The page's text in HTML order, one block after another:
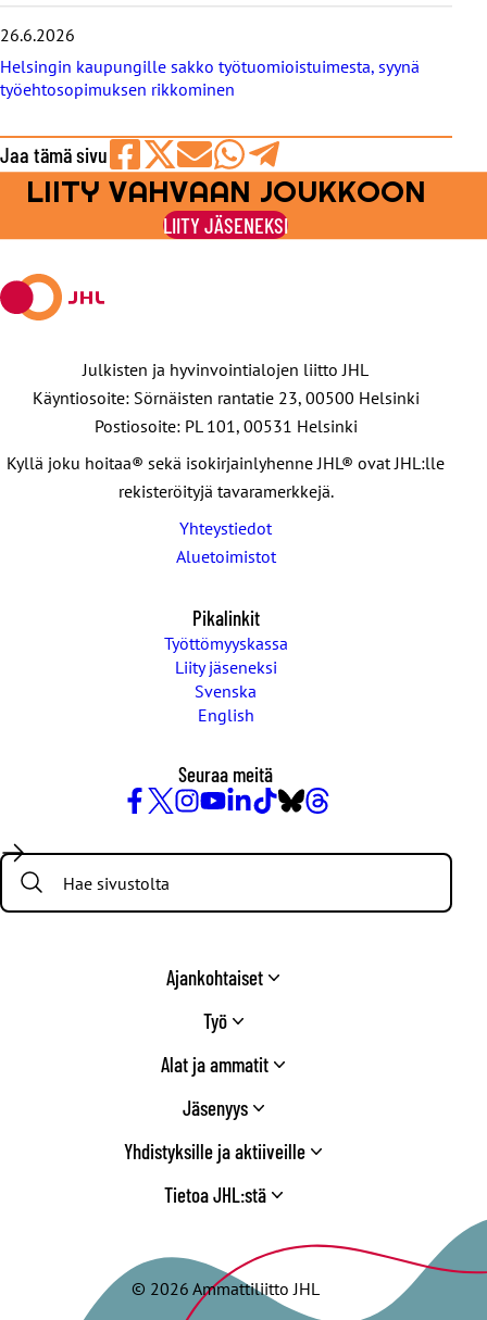
26.6.2026
Helsingin kaupungille sakko työtuomioistuimesta, syynä
työehtosopimuksen rikkominen
Jaa tämä sivu
Jaa
Facebookissa
Jaa
viestipalvelu
X:ssä
Jaa
sähköpostilla
Jaa
WhatsAppilla
Jaa
Telegramilla
LIITY VAHVAAN JOUKKOON
LIITY JÄSENEKSI
Julkisten ja hyvinvointialojen liitto JHL
Käyntiosoite: Sörnäisten rantatie 23, 00500 Helsinki
Postiosoite: PL 101, 00531 Helsinki
Kyllä joku hoitaa® sekä isokirjainlyhenne JHL® ovat JHL:lle
rekisteröityjä tavaramerkkejä.
Yhteystiedot
Aluetoimistot
Pikalinkit
Työttömyyskassa
Liity jäseneksi
Svenska
English
Seuraa meitä
/
Twitter
Search:
Ajankohtaiset
Työ
Alat ja ammatit
Jäsenyys
Yhdistyksille ja aktiiveille
Tietoa JHL:stä
© 2026 Ammattiliitto JHL